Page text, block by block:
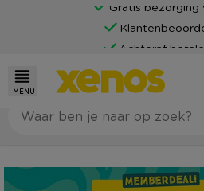
Gratis bezorging
Achteraf
MENU